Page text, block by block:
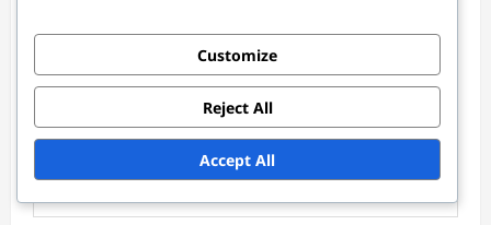
Name*
Customize
Reject All
Accept All